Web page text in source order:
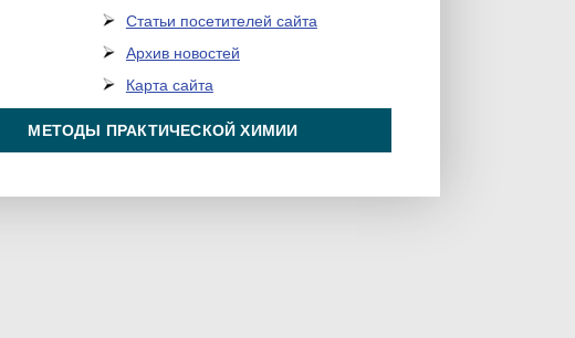
Статьи посетителей сайта
Архив новостей
Карта сайта
МЕТОДЫ ПРАКТИЧЕСКОЙ ХИМИИ